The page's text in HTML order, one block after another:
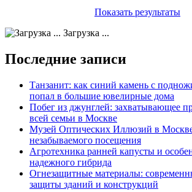
Показать результаты
Загрузка ...
Последние записи
Танзанит: как синий камень с
попал в большие ювелирные дома
Побег из джунглей: захватывающее
всей семьи в Москве
Музей Оптических Иллюзий в
незабываемого посещения
Агротехника ранней капусты и
надежного гибрида
Огнезащитные материалы:
защиты зданий и конструкций